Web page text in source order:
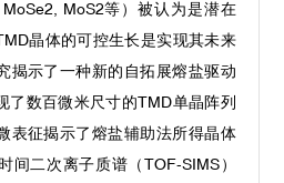
MoS2等）被认为是潜在
晶体的可控生长是实现其未来
揭示了一种新的自拓展熔盐驱动
了数百微米尺寸的TMD单晶阵列
表征揭示了熔盐辅助法所得晶体
间二次离子质谱（TOF-SIMS）